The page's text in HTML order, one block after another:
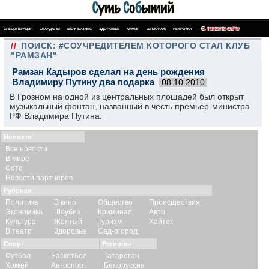
СПЕЦОПЕРАЦИЯ СКАНДАЛЫ ШОУ-БИЗНЕС ЗДОРОВЬЕ АРМИЯ ШПИОНАЖ НЕКРОЛОГ ПОИСК ПО САЙТУ
// ПОИСК: #СОУЧРЕДИТЕЛЕМ КОТОРОГО СТАЛ КЛУБ
"РАМЗАН"
Рамзан Кадыров сделал на день рождения
Владимиру Путину два подарка
08.10.2010
В Грозном на одной из центральных площадей был открыт
музыкальный фонтан, названный в честь премьер-министра
РФ Владимира Путина.
Новости
Все новости
В мире
Фото
Новости партнеров
Рубрики
Политика
Экономика
Культура
В театр
В кино
Шоубиз
Желтый
Здоровье
Общество
Криминал
Туризм
Сад-огород
Происшествия
Авто
Хайтек
Спорт
Футбол
Хоккей
Баскетбол
Автоспорт
Регионы
Татарстан
Белоруссия